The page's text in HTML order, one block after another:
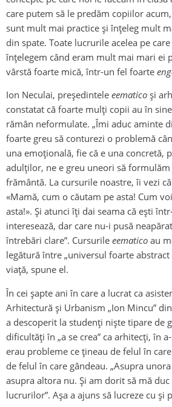
care putem să le predăm copiilor
sunt mult mai practice și înțeleg mult
din spate. Toate lucrurile acelea pe
înțelegem când eram mult mai mari ei
vârstă foarte mică, într-un fel foarte
Ion Neculai, președintele eematico și
constatat că foarte mulți copii au în
rămân neformulate. „Îmi aduc aminte
foarte greu să conturezi o problemă
una emoțională, fie că e una concretă,
adulților, ne e greu uneori să
frământă. La cursurile noastre, îi vezi
«Mamă, cum o căutam pe asta! Cum
asta!». Și atunci îți dai seama că ești
interesează, dar care nu-i pusă
întrebări clare”. Cursurile eematico au
legătură între „universul foarte abstract
viață, spune el.
În cei șapte ani în care a lucrat ca
Arhitectură și Urbanism „Ion Mincu”
a descoperit la studenți niște tipare de
dificultăți în „a se crea” ca arhitecți, în
erau probleme ce țineau de felul în
de felul în care gândeau. „Asupra
asupra altora nu. Și am dorit să mă
lucrurilor”. Așa a ajuns să lucreze cu și